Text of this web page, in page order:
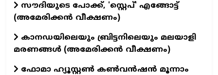
സൗദിയുടെ പോക്ക്, 'സ്റ്റെപ്' എങ്ങോട്ട്
(അമേരിക്കൻ വീക്ഷണം)
കാനഡയിലെയും ബ്രിട്ടനിലെയും മലയാളി
മരണങ്ങൾ (അമേരിക്കൻ വീക്ഷണം)
ഫോമാ ഹ്യൂസ്റ്റൺ കൺവൻഷൻ മൂന്നാം